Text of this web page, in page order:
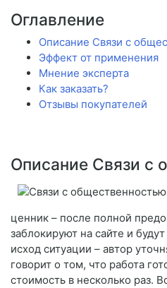
Оглавление
Описание Связи с
Эффект от применения
Мнение эксперта
Как заказать?
Отзывы покупателей
Описание Связи с
ценник – после полной
заблокируют на сайте и
исход ситуации – автор
говорит о том, что работа
стоимость в несколько раз.